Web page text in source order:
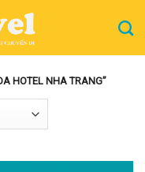
HOTEL NHA TRANG”